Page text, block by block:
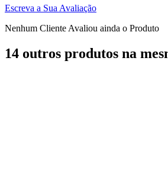
Escreva a Sua Avaliação
Nenhum Cliente Avaliou ainda o Produto
14 outros produtos na